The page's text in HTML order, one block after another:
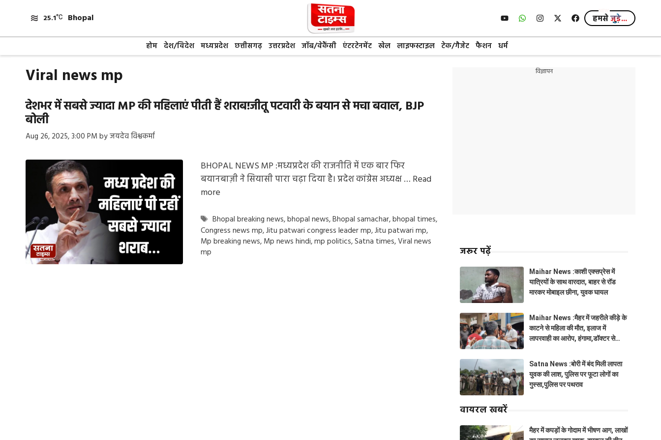
content
25.1 Bhopal हमसेजुड़े...
होम देश/विदेश मध्यप्रदेश छत्तीसगढ़ उत्तरप्रदेश जॉब/वेकैंसी एंटरटेनमेंट खेल लाइफस्टाइल टेक/गैजेट फैशन धर्म
Viral news mp
देशभर में सबसे ज्यादा MP की महिलाएं पीती हैं शराब!जीतू पटवारी के बयान से मचा बवाल, BJP
बोली
Aug 26, 2025, 3:00 PM byजयदेव विश्वकर्मा
BHOPAL NEWS MP :मध्यप्रदेश की राजनीति में एक बार फिर
बयानबाज़ी ने सियासी पारा चढ़ा दिया है। प्रदेश कांग्रेस अध्यक्ष … Read
more
Tags
Bhopal breaking news,bhopal news,Bhopal samachar,bhopal times,
Congress news mp,Jitu patwari congress leader mp,Jitu patwari mp,
Mp breaking news, Mp news hindi,mp politics,Satna times,Viral news
mp
विज्ञापन
जरूर पढ़ें
Maihar News :काशी एक्सप्रेस में
यात्रियों के साथ वारदात, बाहर से रॉड
मारकर मोबाइल छीना, युवक घायल
Maihar News :मैहर में जहरीले कीड़े के
काटने से महिला की मौत, इलाज में
लापरवाही का आरोप, हंगामा,डॉक्टर से
Satna News :बोरी में बंद मिली लापता
युवक की लाश, पुलिस पर फूटा लोगों का
गुस्सा,पुलिस पर पथराव
वायरल खबरें
मैहर में कपड़ों के गोदाम में भीषण आग, लाखों